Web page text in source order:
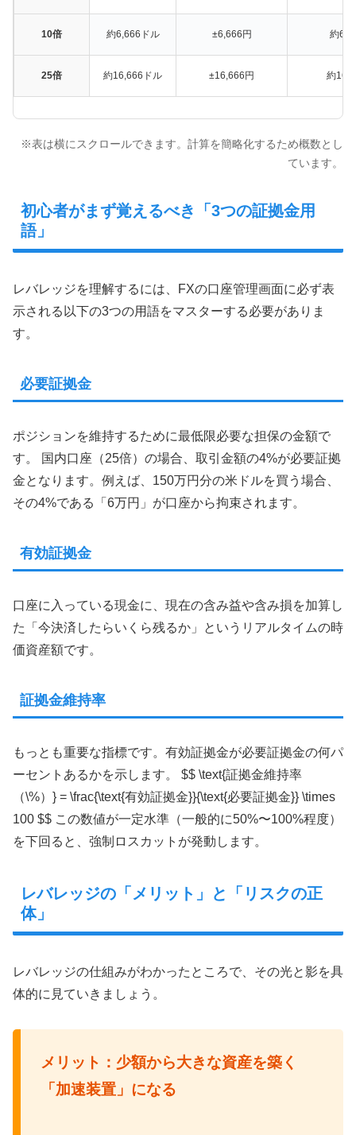
10倍 約6,666ドル ±6,666円 約
25倍 約16,666ドル ±16,666円 約
※表は横にスクロールできます。計算を簡略化するため概数とし
ています。
初心者がまず覚えるべき「3つの証拠金用
語」
レバレッジを理解するには、FXの口座管理画面に必ず表
示される以下の3つの用語をマスターする必要がありま
す。
必要証拠金
ポジションを維持するために最低限必要な担保の金額で
す。 国内口座（25倍）の場合、取引金額の4%が必要証拠
金となります。例えば、150万円分の米ドルを買う場合、
その4%である「6万円」が口座から拘束されます。
有効証拠金
口座に入っている現金に、現在の含み益や含み損を加算し
た「今決済したらいくら残るか」というリアルタイムの時
価資産額です。
証拠金維持率
もっとも重要な指標です。有効証拠金が必要証拠金の何パ
ーセントあるかを示します。 $$ \text{証拠金維持率
（\%）} = \frac{\text{有効証拠金}}{\text{必要証拠金}} \times
100 $$ この数値が一定水準（一般的に50%〜100%程度）
を下回ると、強制ロスカットが発動します。
レバレッジの「メリット」と「リスクの正
体」
レバレッジの仕組みがわかったところで、その光と影を具
体的に見ていきましょう。
メリット：少額から大きな資産を築く
「加速装置」になる